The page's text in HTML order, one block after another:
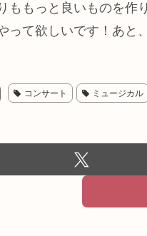
ももっと良いものを作
って欲しいです！あと
コンサート ミュージカル